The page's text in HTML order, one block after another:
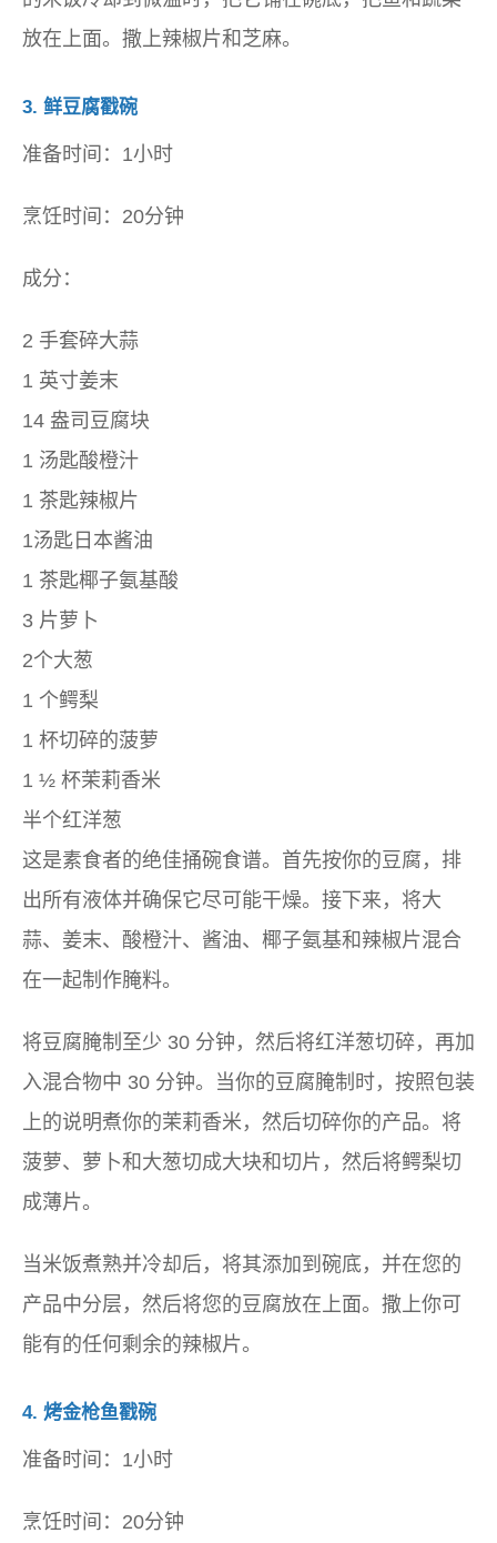
放在上面。撒上辣椒片和芝麻。
3. 鲜豆腐戳碗
准备时间：1小时
烹饪时间：20分钟
成分：
2 手套碎大蒜
1 英寸姜末
14 盎司豆腐块
1 汤匙酸橙汁
1 茶匙辣椒片
1汤匙日本酱油
1 茶匙椰子氨基酸
3 片萝卜
2个大葱
1 个鳄梨
1 杯切碎的菠萝
1 ½ 杯茉莉香米
半个红洋葱
这是素食者的绝佳捅碗食谱。首先按你的豆腐，排
出所有液体并确保它尽可能干燥。接下来，将大
蒜、姜末、酸橙汁、酱油、椰子氨基和辣椒片混合
在一起制作腌料。
将豆腐腌制至少 30 分钟，然后将红洋葱切碎，再加
入混合物中 30 分钟。当你的豆腐腌制时，按照包装
上的说明煮你的茉莉香米，然后切碎你的产品。将
菠萝、萝卜和大葱切成大块和切片，然后将鳄梨切
成薄片。
当米饭煮熟并冷却后，将其添加到碗底，并在您的
产品中分层，然后将您的豆腐放在上面。撒上你可
能有的任何剩余的辣椒片。
4. 烤金枪鱼戳碗
准备时间：1小时
烹饪时间：20分钟